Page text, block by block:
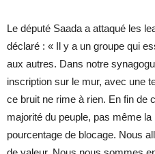
Le député Saada a attaqué les
déclaré : « Il y a un groupe qui
aux autres. Dans notre
inscription sur le mur, avec une
ce bruit ne rime à rien. En fin de
majorité du peuple, pas même
pourcentage de blocage. Nous